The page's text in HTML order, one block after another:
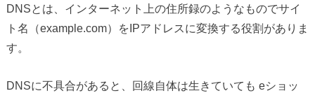
DNSとは、インターネット上の住所録のようなものでサイ
ト名（example.com）をIPアドレスに変換する役割がありま
す。
DNSに不具合があると、回線自体は生きていても eショッ